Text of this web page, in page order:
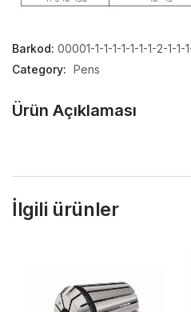
Barkod: 00001-1-1-1-1-1-1-1-2-1-1-
Category: Pens
Ürün Açıklaması
İlgili ürünler